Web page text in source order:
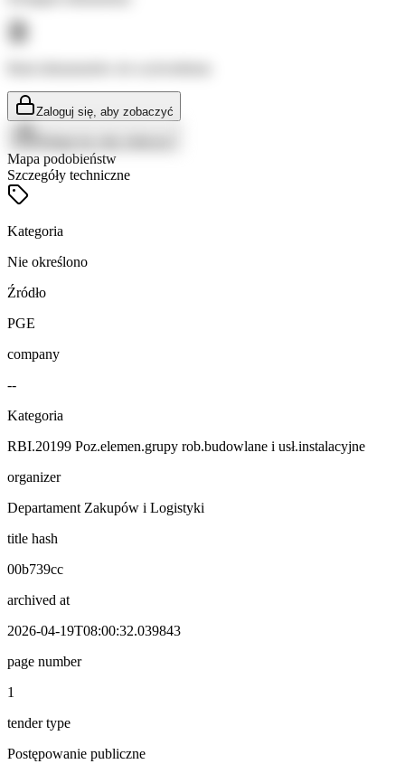
Zaloguj się, aby zobaczyć
Mapa podobieństw
Szczegóły techniczne
Kategoria
Nie określono
Źródło
PGE
company
--
Kategoria
RBI.20199 Poz.elemen.grupy rob.budowlane i usł.instalacyjne
organizer
Departament Zakupów i Logistyki
title hash
00b739cc
archived at
2026-04-19T08:00:32.039843
page number
1
tender type
Postępowanie publiczne